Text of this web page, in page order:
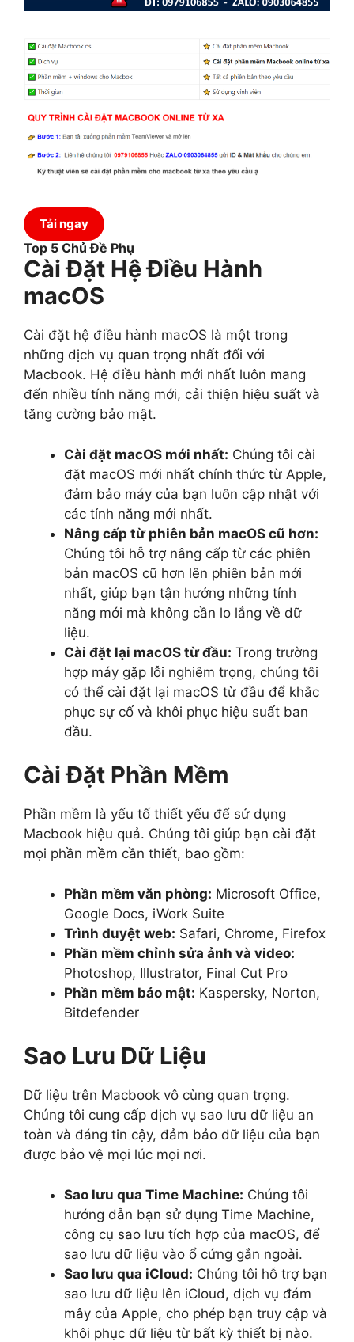
Tải ngay
Top 5 Chủ Đề Phụ
Cài Đặt Hệ Điều Hành
macOS
Cài đặt hệ điều hành macOS là một trong
những dịch vụ quan trọng nhất đối với
Macbook. Hệ điều hành mới nhất luôn mang
đến nhiều tính năng mới, cải thiện hiệu suất và
tăng cường bảo mật.
Cài đặt macOS mới nhất: Chúng tôi cài
đặt macOS mới nhất chính thức từ Apple,
đảm bảo máy của bạn luôn cập nhật với
các tính năng mới nhất.
Nâng cấp từ phiên bản macOS cũ hơn:
Chúng tôi hỗ trợ nâng cấp từ các phiên
bản macOS cũ hơn lên phiên bản mới
nhất, giúp bạn tận hưởng những tính
năng mới mà không cần lo lắng về dữ
liệu.
Cài đặt lại macOS từ đầu: Trong trường
hợp máy gặp lỗi nghiêm trọng, chúng tôi
có thể cài đặt lại macOS từ đầu để khắc
phục sự cố và khôi phục hiệu suất ban
đầu.
Cài Đặt Phần Mềm
Phần mềm là yếu tố thiết yếu để sử dụng
Macbook hiệu quả. Chúng tôi giúp bạn cài đặt
mọi phần mềm cần thiết, bao gồm:
Phần mềm văn phòng: Microsoft Office,
Google Docs, iWork Suite
Trình duyệt web: Safari, Chrome, Firefox
Phần mềm chỉnh sửa ảnh và video:
Photoshop, Illustrator, Final Cut Pro
Phần mềm bảo mật: Kaspersky, Norton,
Bitdefender
Sao Lưu Dữ Liệu
Dữ liệu trên Macbook vô cùng quan trọng.
Chúng tôi cung cấp dịch vụ sao lưu dữ liệu an
toàn và đáng tin cậy, đảm bảo dữ liệu của bạn
được bảo vệ mọi lúc mọi nơi.
Sao lưu qua Time Machine: Chúng tôi
hướng dẫn bạn sử dụng Time Machine,
công cụ sao lưu tích hợp của macOS, để
sao lưu dữ liệu vào ổ cứng gắn ngoài.
Sao lưu qua iCloud: Chúng tôi hỗ trợ bạn
sao lưu dữ liệu lên iCloud, dịch vụ đám
mây của Apple, cho phép bạn truy cập và
khôi phục dữ liệu từ bất kỳ thiết bị nào.